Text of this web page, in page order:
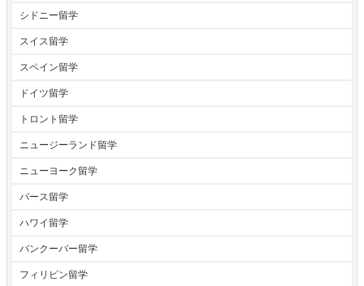
シドニー留学
スイス留学
スペイン留学
ドイツ留学
トロント留学
ニュージーランド留学
ニューヨーク留学
パース留学
ハワイ留学
バンクーバー留学
フィリピン留学